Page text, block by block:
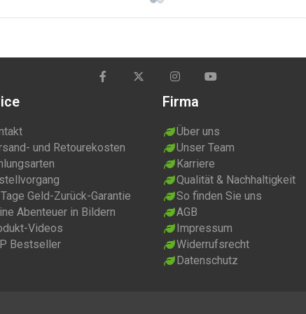
und Retourekosten
Geld-Zurück-Garantie
Abenteuer in Bildern
Videos
Bestseller
Firma
Über uns
Unser Team
Karriere
Qualität & Nachhaltigkeit
So finden Sie uns
AGB
Impressum
Widerrufsrecht
Datenschutz